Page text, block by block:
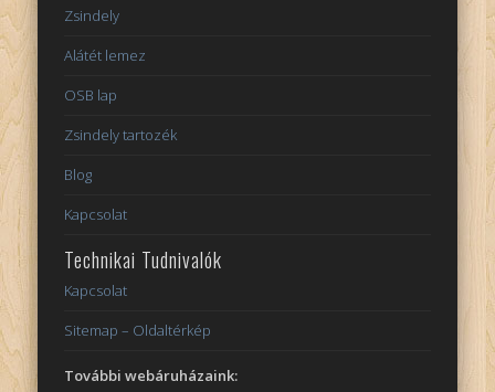
Zsindely
Alátét lemez
OSB lap
Zsindely tartozék
Blog
Kapcsolat
Technikai Tudnivalók
Kapcsolat
Sitemap – Oldaltérkép
További webáruházaink: